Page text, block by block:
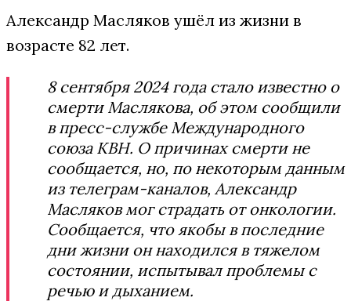
Александр Масляков ушёл из жизни в
возрасте 82 лет.
8 сентября 2024 года стало известно о
смерти Маслякова, об этом сообщили
в пресс-службе Международного
союза КВН. О причинах смерти не
сообщается, но, по некоторым данным
из телеграм-каналов, Александр
Масляков мог страдать от онкологии.
Сообщается, что якобы в последние
дни жизни он находился в тяжелом
состоянии, испытывал проблемы с
речью и дыханием.